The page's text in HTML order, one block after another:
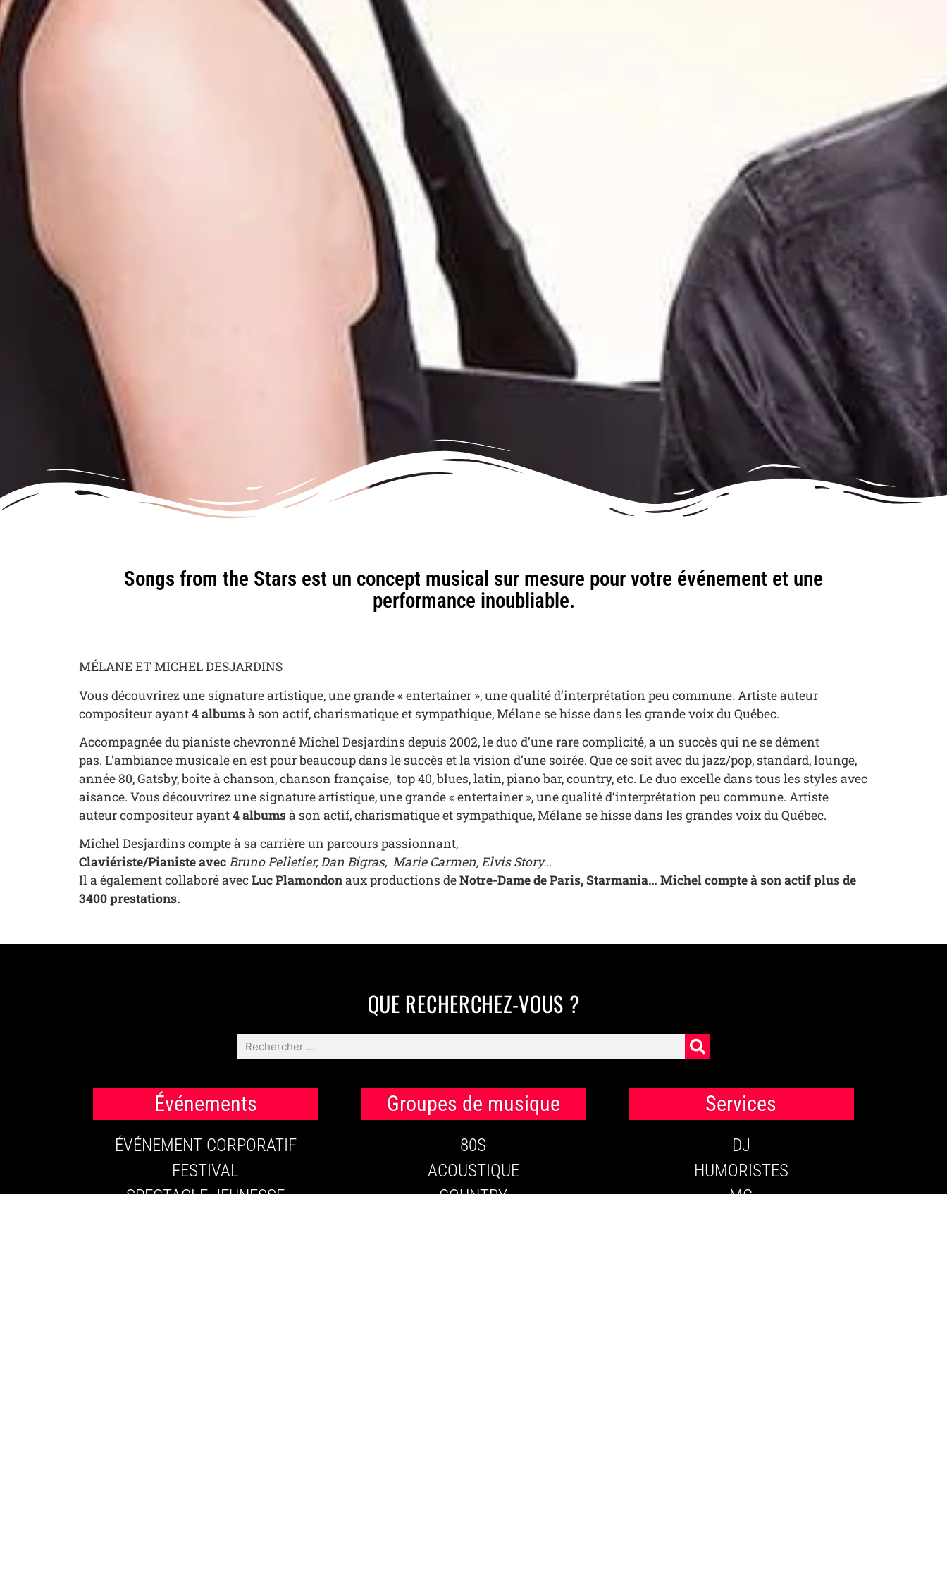
Songs from the Stars est un concept musical sur mesure pour votre événement et une
performance inoubliable.
MÉLANE ET MICHEL DESJARDINS
Vous découvrirez une signature artistique, une grande « entertainer », une qualité d’interprétation peu commune. Artiste auteur
compositeur ayant4 albumsà son actif, charismatique et sympathique, Mélane se hisse dans les grande voix du Québec.
Accompagnée du pianiste chevronné Michel Desjardins depuis 2002, le duo d’une rare complicité, a un succès qui ne se dément
pas. L’ambiance musicale en est pour beaucoup dans le succès et la vision d’une soirée. Que ce soit avec du jazz/pop, standard, lounge,
année 80, Gatsby, boite à chanson, chanson française, top 40, blues, latin, piano bar, country, etc. Le duo excelle dans tous les styles avec
aisance. Vous découvrirez une signature artistique, une grande « entertainer », une qualité d’interprétation peu commune. Artiste
auteur compositeur ayant4 albumsà son actif, charismatique et sympathique, Mélane se hisse dans les grandes voix du Québec.
Michel Desjardins compte à sa carrière un parcours passionnant,
Claviériste/Pianiste avecBruno Pelletier, Dan Bigras, Marie Carmen, Elvis Story…
Il a également collaboré avecLuc Plamondonaux productions deNotre-Dame de Paris, Starmania… Michel compte à son actif plus de
3400 prestations.
QUE RECHERCHEZ-VOUS ?
Événements
ÉVÉNEMENT CORPORATIF
FESTIVAL
SPECTACLE JEUNESSE
Groupes de musique
80S
ACOUSTIQUE
COUNTRY
Services
DJ
HUMORISTES
MC